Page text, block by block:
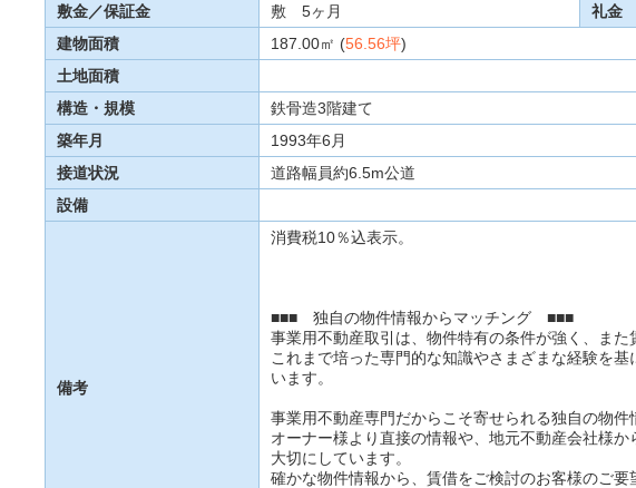
敷金／保証金
敷 5ヶ月 礼金
建物面積
187.00㎡ (56.56坪)
土地面積
構造・規模
鉄骨造3階建て
築年月
1993年6月
接道状況
道路幅員約6.5m公道
設備
備考
消費税10％込表示。
■■■ 独自の物件情報からマッチング ■■■
事業用不動産取引は、物件特有の条件が強く、ま
これまで培った専門的な知識やさまざまな経験を
います。
事業用不動産専門だからこそ寄せられる独自の物件
オーナー様より直接の情報や、地元不動産会社様
大切にしています。
確かな物件情報から、賃借をご検討のお客様のご